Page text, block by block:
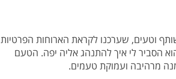
וטעים, שערכנו לקראת הארוחות הפרטיות
הסביר לי איך להתנהג אליה יפה. הטעם
מרהיבה ועמוקת טעמים.